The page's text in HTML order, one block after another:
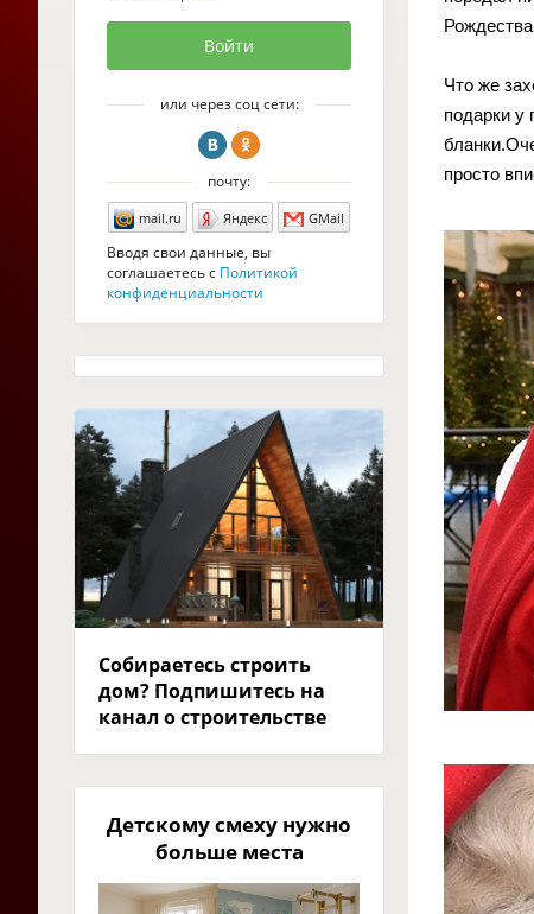
Что же
подарки у
просто
или через соц сети:
почту:
mail.ru Яндекс GMail
Вводя свои данные, вы
соглашаетесь с Политикой
конфиденциальности
Собираетесь строить
дом? Подпишитесь на
канал о строительстве
Детскому смеху нужно
больше места